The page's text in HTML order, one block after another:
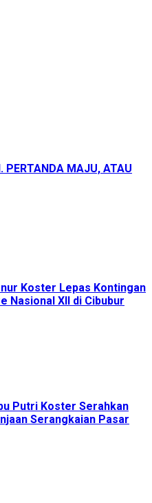
PERTANDA MAJU, ATAU
Koster Lepas Kontingan
Nasional XII di Cibubur
Putri Koster Serahkan
Serangkaian Pasar